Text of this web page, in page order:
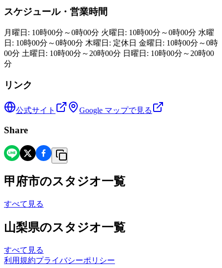
スケジュール・営業時間
月曜日: 10時00分～0時00分 火曜日: 10時00分～0時00分 水曜
日: 10時00分～0時00分 木曜日: 定休日 金曜日: 10時00分～0時
00分 土曜日: 10時00分～20時00分 日曜日: 10時00分～20時00
分
リンク
公式サイト Google マップで見る
Share
甲府市のスタジオ一覧
すべて見る
山梨県のスタジオ一覧
すべて見る
利用規約プライバシーポリシー